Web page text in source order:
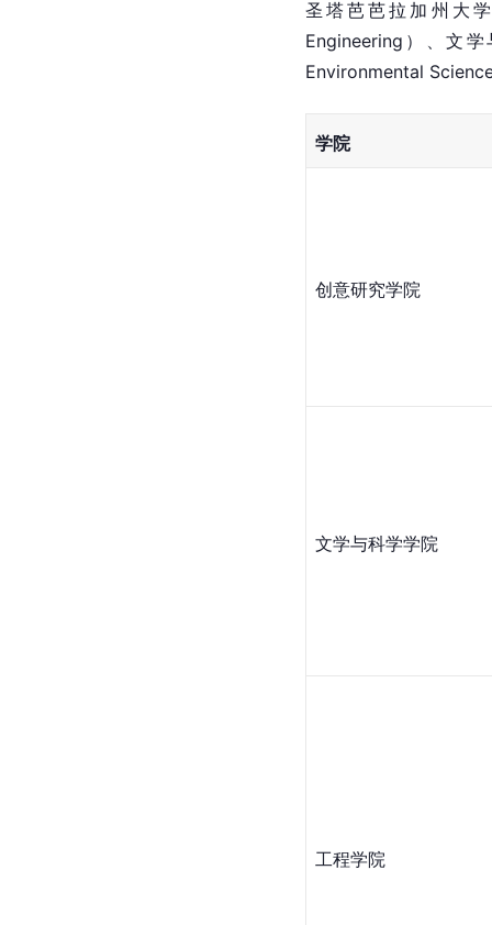
圣塔芭芭拉 加州大
Engineering）、文
Environmental
学院
创意研究学院
文学与科学学院
工程学院